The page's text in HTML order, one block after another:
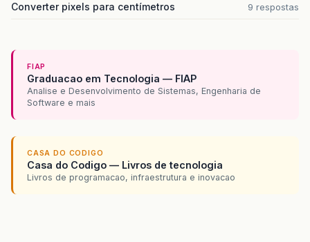
Converter pixels para centímetros 9 respostas
FIAP
Graduacao em Tecnologia — FIAP
Analise e Desenvolvimento de Sistemas, Engenharia de
Software e mais
CASA DO CODIGO
Casa do Codigo — Livros de tecnologia
Livros de programacao, infraestrutura e inovacao